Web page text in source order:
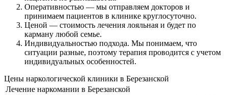
Оперативностью — мы отправляем докторов и
принимаем пациентов в клинике круглосуточно.
Ценой — стоимость лечения лояльная и будет по
карману любой семье.
Индивидуальностью подхода. Мы понимаем, что
ситуации разные, поэтому терапия проводится с учетом
индивидуальных особенностей.
Цены наркологической клиники в Березанской
Лечение наркомании в Березанской